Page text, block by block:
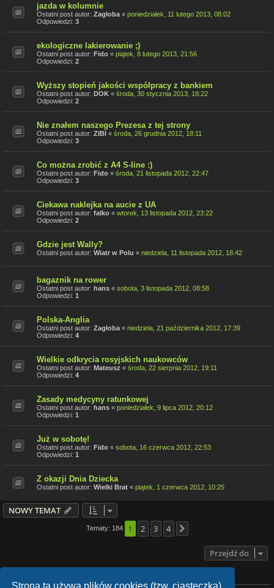
Strona ta używa plików cookies (tzw. ciasteczka)
jazda w kolumnie
Ostatni post autor: Zagłoba « poniedziałek, 11 lutego 2013, 08:02
Odpowiedzi: 3
ekologiczne lakierowanie ;)
Ostatni post autor: Fido « piątek, 8 lutego 2013, 21:56
Odpowiedzi: 2
Wyższy stopień jakości współpracy z bankiem
Ostatni post autor: DOK « środa, 30 stycznia 2013, 18:22
Odpowiedzi: 2
Nie znałem naszego Prezesa z tej strony
Ostatni post autor: ZIBI « środa, 26 grudnia 2012, 18:11
Odpowiedzi: 3
Co można zrobić z A4 S-line :)
Ostatni post autor: Fido « środa, 21 listopada 2012, 22:47
Odpowiedzi: 3
Ciekawa naklejka na aucie z UA
Ostatni post autor: falko « wtorek, 13 listopada 2012, 23:22
Odpowiedzi: 2
Gdzie jest Wally?
Ostatni post autor: Wiatr w Polu « niedziela, 11 listopada 2012, 18:42
bagaznik na rower
Ostatni post autor: hans « sobota, 3 listopada 2012, 08:58
Odpowiedzi: 1
Polska-Anglia
Ostatni post autor: Zagłoba « niedziela, 21 października 2012, 17:39
Odpowiedzi: 4
Wielkie odkrycia rosyjskich naukowców
Ostatni post autor: Mateusz « środa, 22 sierpnia 2012, 19:11
Odpowiedzi: 4
Zasady medycyny ratunkowej
Ostatni post autor: hans « poniedziałek, 9 lipca 2012, 20:12
Odpowiedzi: 1
Już w sobotę!
Ostatni post autor: Fido « sobota, 16 czerwca 2012, 22:53
Odpowiedzi: 1
Z okazji Dnia Dziecka
Ostatni post autor: Wielki Brat « piątek, 1 czerwca 2012, 10:25
NOWY TEMAT
Tematy: 184 1 2 3 4
Przejdź do